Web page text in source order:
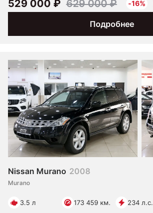
Подробнее
529 000 ₽ 629 000 ₽ -16%
Nissan Murano 2008
Murano
3.5 л 173 459 км. 234 л.с.